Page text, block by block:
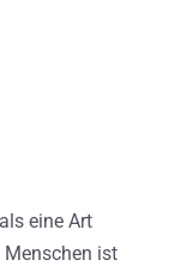
eine Art
Menschen ist